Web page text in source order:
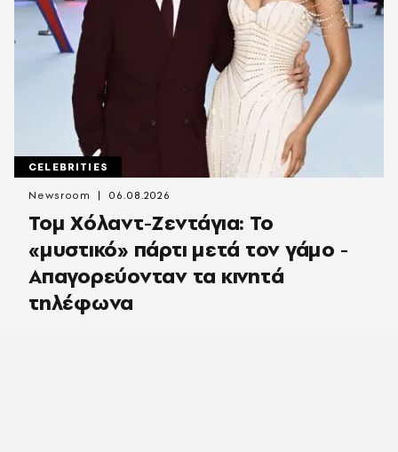
CELEBRITIES
Τομ Χόλαντ-Ζεντάγια: Το
«μυστικό» πάρτι μετά τον γάμο -
Απαγορεύονταν τα κινητά
τηλέφωνα
Newsroom 06.08.2026